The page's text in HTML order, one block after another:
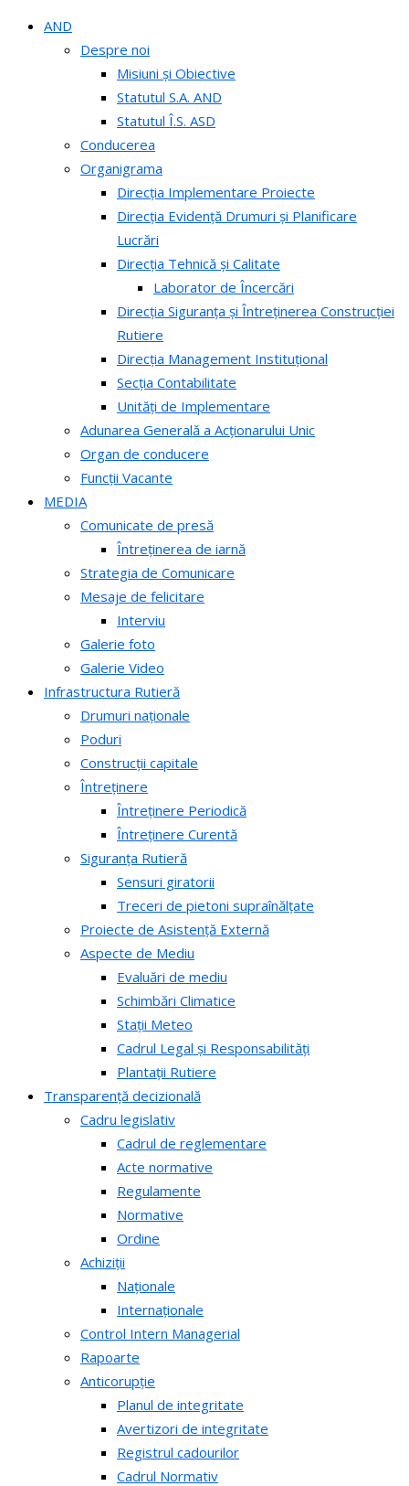
AND
Despre noi
Misiuni și Obiective
Statutul S.A. AND
Statutul Î.S. ASD
Conducerea
Organigrama
Direcția Implementare Proiecte
Direcția Evidență Drumuri și Planificare
Lucrări
Direcția Tehnică și Calitate
Laborator de Încercări
Direcția Siguranța și Întreținerea Construcției
Rutiere
Direcția Management Instituțional
Secția Contabilitate
Unități de Implementare
Adunarea Generală a Acționarului Unic
Organ de conducere
Funcții Vacante
MEDIA
Comunicate de presă
Întreținerea de iarnă
Strategia de Comunicare
Mesaje de felicitare
Interviu
Galerie foto
Galerie Video
Infrastructura Rutieră
Drumuri naționale
Poduri
Construcții capitale
Întreținere
Întreținere Periodică
Întreținere Curentă
Siguranța Rutieră
Sensuri giratorii
Treceri de pietoni supraînălțate
Proiecte de Asistență Externă
Aspecte de Mediu
Evaluări de mediu
Schimbări Climatice
Stații Meteo
Cadrul Legal și Responsabilități
Plantații Rutiere
Transparență decizională
Cadru legislativ
Cadrul de reglementare
Acte normative
Regulamente
Normative
Ordine
Achiziții
Naționale
Internaționale
Control Intern Managerial
Rapoarte
Anticorupție
Planul de integritate
Avertizori de integritate
Registrul cadourilor
Cadrul Normativ